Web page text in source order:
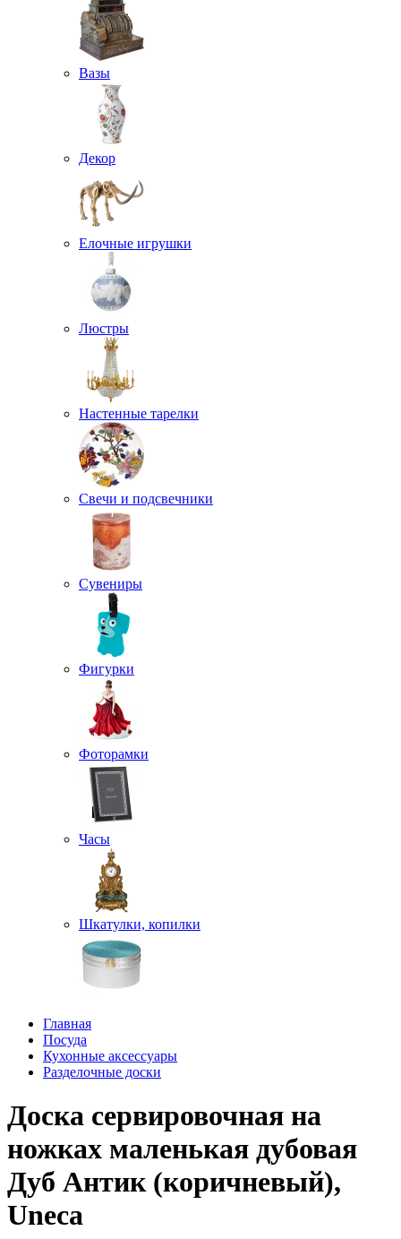
Вазы
Декор
Елочные игрушки
Люстры
Настенные тарелки
Свечи и подсвечники
Сувениры
Фигурки
Фоторамки
Часы
Шкатулки, копилки
Главная
Посуда
Кухонные аксессуары
Разделочные доски
Доска сервировочная на
ножках маленькая дубовая
Дуб Антик (коричневый),
Uneca